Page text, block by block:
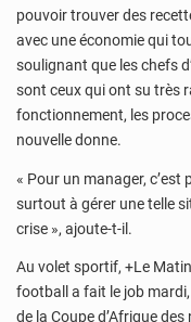
pouvoir trouver des
avec une économie qui
soulignant que les chefs
sont ceux qui ont su très
fonctionnement, les
nouvelle donne.
« Pour un manager, c’est
surtout à gérer une telle
crise », ajoute-t-il.
Au volet sportif, +Le
football a fait le job
de la Coupe d’Afrique